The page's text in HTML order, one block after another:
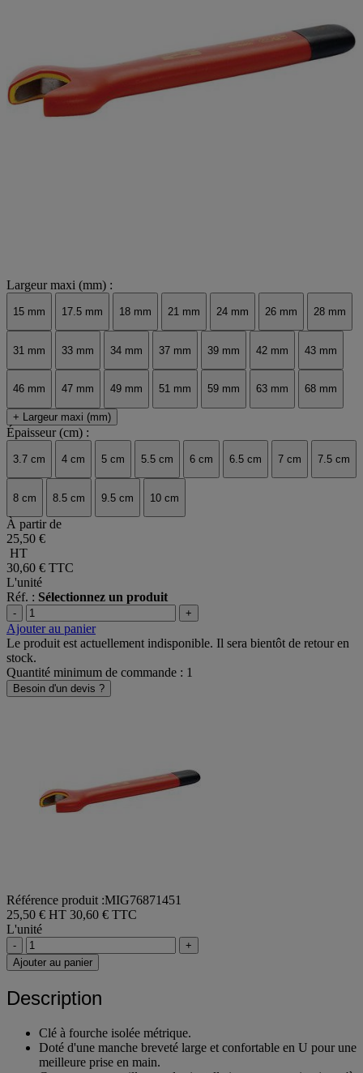
Largeur maxi (mm) :
15 mm 17.5 mm 18 mm 21 mm 24 mm 26 mm 28 mm
31 mm 33 mm 34 mm 37 mm 39 mm 42 mm 43 mm
46 mm 47 mm 49 mm 51 mm 59 mm 63 mm 68 mm
+ Largeur maxi (mm)
Épaisseur (cm) :
3.7 cm 4 cm 5 cm 5.5 cm 6 cm 6.5 cm 7 cm 7.5 cm
8 cm 8.5 cm 9.5 cm 10 cm
À partir de
25,50 €
HT
30,60 € TTC
L'unité
Réf. : Sélectionnez un produit
- +
Ajouter au panier
Le produit est actuellement indisponible. Il sera bientôt de retour en
stock.
Quantité minimum de commande : 1
Besoin d'un devis ?
Référence produit :MIG76871451
25,50 € HT 30,60 € TTC
L'unité
-
+
Ajouter au panier
Description
Clé à fourche isolée métrique.
Doté d'une manche breveté large et confortable en U pour une
meilleure prise en main.